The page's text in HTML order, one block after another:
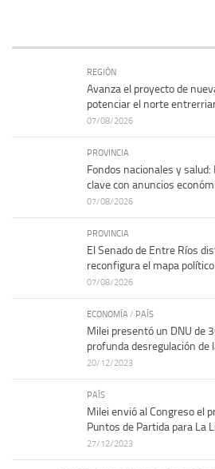
REGIÓN
Avanza el proyecto de
potenciar el norte
07/08/2026
PROVINCIA
Fondos nacionales y
clave con anuncios
07/08/2026
PROVINCIA
El Senado de Entre Ríos
reconfigura el mapa político
07/08/2026
ECONOMÍA / PAÍS
Milei presentó un DNU de
profunda desregulación de
20/12/2023
PAÍS
Milei envió al Congreso el
Puntos de Partida para La
27/12/2023